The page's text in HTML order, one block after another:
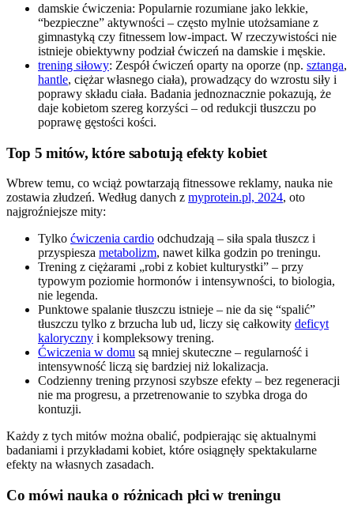
damskie ćwiczenia: Popularnie rozumiane jako lekkie,
“bezpieczne” aktywności – często mylnie utożsamiane z
gimnastyką czy fitnessem low-impact. W rzeczywistości nie
istnieje obiektywny podział ćwiczeń na damskie i męskie.
trening siłowy: Zespół ćwiczeń oparty na oporze (np. sztanga,
hantle, ciężar własnego ciała), prowadzący do wzrostu siły i
poprawy składu ciała. Badania jednoznacznie pokazują, że
daje kobietom szereg korzyści – od redukcji tłuszczu po
poprawę gęstości kości.
Top 5 mitów, które sabotują efekty kobiet
Wbrew temu, co wciąż powtarzają fitnessowe reklamy, nauka nie
zostawia złudzeń. Według danych z myprotein.pl, 2024, oto
najgroźniejsze mity:
Tylko ćwiczenia cardio odchudzają – siła spala tłuszcz i
przyspiesza metabolizm, nawet kilka godzin po treningu.
Trening z ciężarami „robi z kobiet kulturystki” – przy
typowym poziomie hormonów i intensywności, to biologia,
nie legenda.
Punktowe spalanie tłuszczu istnieje – nie da się “spalić”
tłuszczu tylko z brzucha lub ud, liczy się całkowity deficyt
kaloryczny i kompleksowy trening.
Ćwiczenia w domu są mniej skuteczne – regularność i
intensywność liczą się bardziej niż lokalizacja.
Codzienny trening przynosi szybsze efekty – bez regeneracji
nie ma progresu, a przetrenowanie to szybka droga do
kontuzji.
Każdy z tych mitów można obalić, podpierając się aktualnymi
badaniami i przykładami kobiet, które osiągnęły spektakularne
efekty na własnych zasadach.
Co mówi nauka o różnicach płci w treningu